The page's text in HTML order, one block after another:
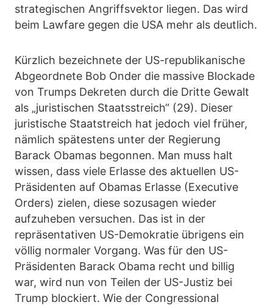
strategischen Angriffsvektor liegen. Das wird
beim Lawfare gegen die USA mehr als deutlich.
Kürzlich bezeichnete der US-republikanische
Abgeordnete Bob Onder die massive Blockade
von Trumps Dekreten durch die Dritte Gewalt
als „juristischen Staatsstreich“ (29). Dieser
juristische Staatstreich hat jedoch viel früher,
nämlich spätestens unter der Regierung
Barack Obamas begonnen. Man muss halt
wissen, dass viele Erlasse des aktuellen US-
Präsidenten auf Obamas Erlasse (Executive
Orders) zielen, diese sozusagen wieder
aufzuheben versuchen. Das ist in der
repräsentativen US-Demokratie übrigens ein
völlig normaler Vorgang. Was für den US-
Präsidenten Barack Obama recht und billig
war, wird nun von Teilen der US-Justiz bei
Trump blockiert. Wie der Congressional